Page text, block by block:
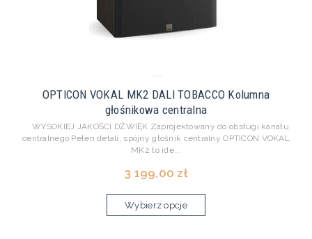
OPTICON VOKAL MK2 DALI TOBACCO Kolumna
głośnikowa centralna
WYSOKIEJ JAKOŚCI DŹWIĘK Zaprojektowany do obsługi kanału
centralnego Pełen detali, spójny głośnik centralny OPTICON VOKAL
MK2 to ide...
3 199,00 zł
Wybierz opcje